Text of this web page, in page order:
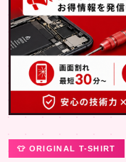
👕 ORIGINAL T-SHIRT